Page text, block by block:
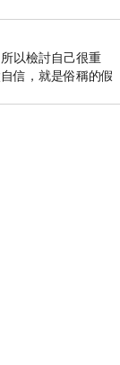
以檢討自己很重
信，就是俗稱的假